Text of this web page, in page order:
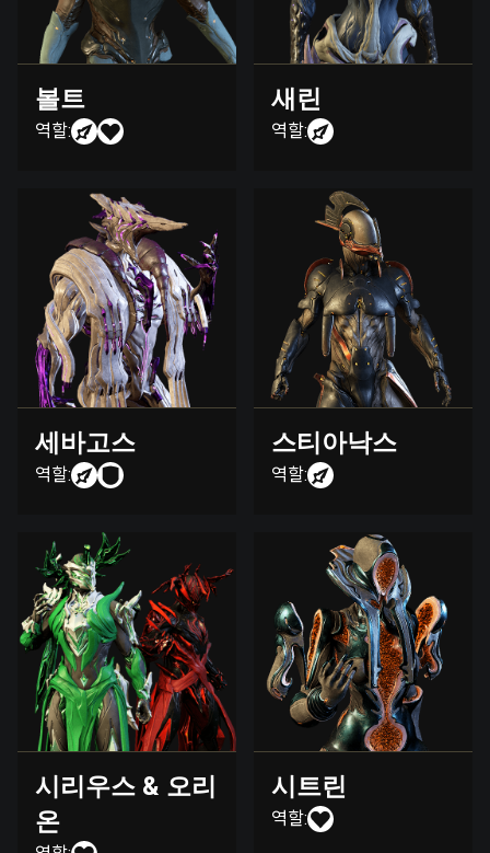
볼트
역할:
새린
역할:
세바고스
역할:
스티아낙스
역할:
시리우스 & 오리
온
시트린
역할: